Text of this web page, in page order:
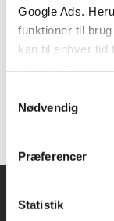
Google Ads.
funktioner til
kan til enhver
tilbagetrækker et
Nødvendig
Præferencer
Statistik
dem ...
En løft og kig